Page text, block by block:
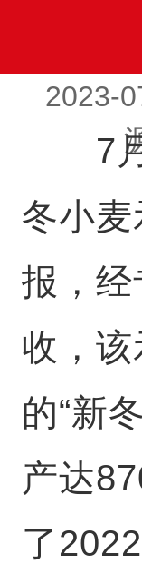
2023-
7月3
冬小
报，经
收，该
的“新
产达
了